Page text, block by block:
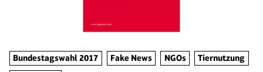
Bundestagswahl 2017 Fake News NGOs
Tiernutzung